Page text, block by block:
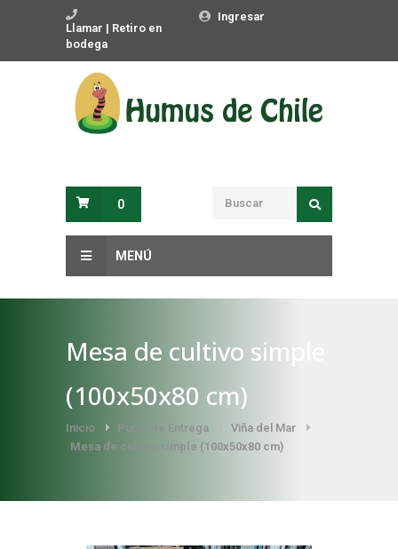
Llamar | Retiro en
bodega
Ingresar
0
MENÚ
Mesa de cultivo simple
(100x50x80 cm)
Inicio Punto de Entrega
Viña del Mar
Mesa de cultivo simple (100x50x80 cm)